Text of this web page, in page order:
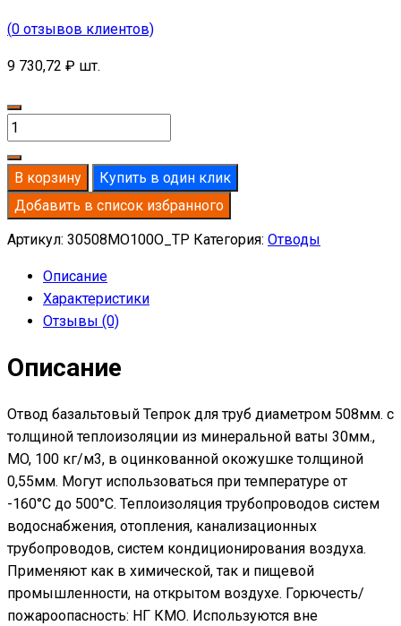
(0 отзывов клиентов)
9 730,72 ₽ шт.
Количество
товара
Отвод
базальтовый
D508-
T30
100
оцинкованной
толщиной
В корзину
Купить в один клик
Добавить в список избранного
Артикул: 30508MO100O_TP Категория: Отводы
Описание
Характеристики
Отзывы (0)
Описание
Отвод базальтовый Тепрок для труб диаметром 508мм. с
толщиной теплоизоляции из минеральной ваты 30мм.,
MO, 100 кг/м3, в оцинкованной окожушке толщиной
0,55мм. Могут использоваться при температуре от
-160°С до 500°С. Теплоизоляция трубопроводов систем
водоснабжения, отопления, канализационных
трубопроводов, систем кондиционирования воздуха.
Применяют как в химической, так и пищевой
промышленности, на открытом воздухе. Горючесть/
пожароопасность: НГ КМО. Используются вне